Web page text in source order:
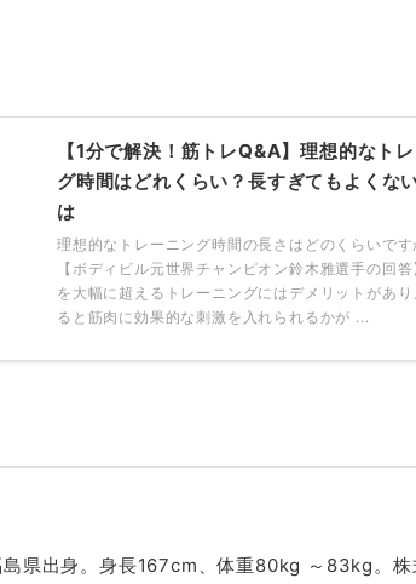
【1分で解決！筋トレQ&A】理想的なト
グ時間はどれくらい？長すぎてもよくな
は
理想的なトレーニング時間の長さはどのくらいです
【ボディビル元世界チャンピオン鈴木雅選手の回
を大幅に超えるトレーニングにはデメリットがあり
ると筋肉に効果的な刺激を入れられるかが ...
県出身。身長167cm、体重80kg ～83kg。株